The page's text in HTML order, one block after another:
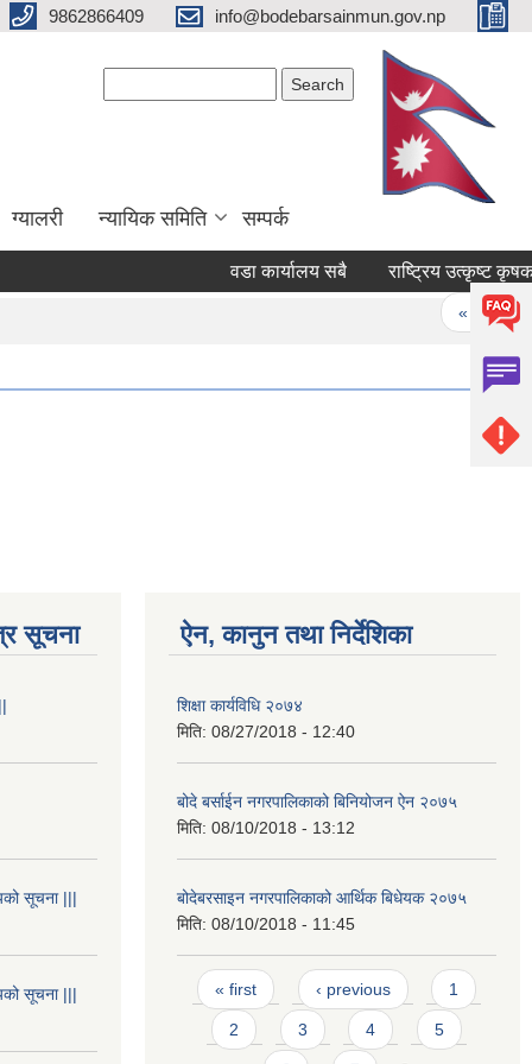
9862866409 info@bodebarsainmun.gov.np
ग्यालरी न्यायिक समिति सम्पर्क
वडा कार्यालय सबै राष्ट्रिय
« first
सूचना
सूचना |||
सूचना |||
ऐन, कानुन तथा निर्देशिका
शिक्षा कार्यविधि २०७४
मिति: 08/27/2018 - 12:40
बोदे बर्साईन नगरपालिकाको बिनियोजन ऐन २०७५
मिति: 08/10/2018 - 13:12
बोदेबरसाइन नगरपालिकाको आर्थिक बिधेयक २०७५
मिति: 08/10/2018 - 11:45
Pages
« first ‹ previous 1
2 3 4 5